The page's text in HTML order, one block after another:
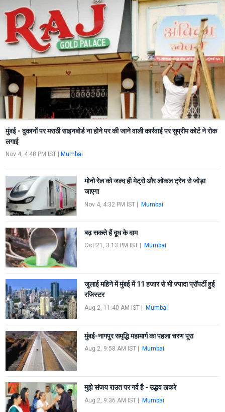
मुंबई - दुकानों पर मराठी साइनबोर्ड ना होने पर की जाने वाली कार्रवाई पर सुप्रीम कोर्ट ने रोक
लगाई
Nov 4, 4:48 PM IST Mumbai
मोनो रेल को जल्द ही मेट्रो और लोकल ट्रेन से जोड़ा
जाएगा
Nov 4, 4:32 PM IST| Mumbai
बढ़ सकते हैं दूध के दाम
Oct 21, 3:13 PM IST| Mumbai
जुलाई महिने में मुंबई में 11 हजार से भी ज्यादा प्रॉपर्टी हुई
रजिस्टर
Aug 2, 11:40 AM IST| Mumbai
मुंबई-नागपुर समृद्धि महामार्ग का पहला चरण पूरा
Aug 2, 9:58 AM IST| Mumbai
मुझे संजय राउत पर गर्व है - उद्धव ठाकरे
Aug 2, 9:36 AM IST| Mumbai